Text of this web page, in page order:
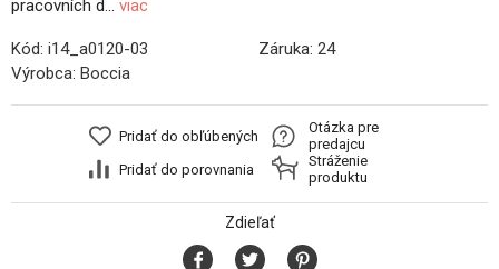
pracovních d... viac
Kód: i14_a0120-03 Záruka: 24
Výrobca: Boccia
Pridať do obľúbených
Pridať do porovnania
Otázka pre
predajcu
Stráženie
produktu
Zdieľať